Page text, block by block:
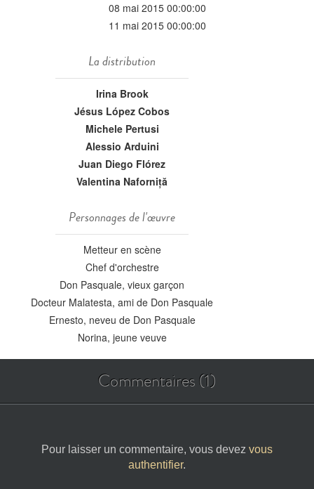
08 mai 2015 00:00:00
11 mai 2015 00:00:00
La distribution
Irina Brook
Jésus López Cobos
Michele Pertusi
Alessio Arduini
Juan Diego Flórez
Valentina Naforniță
Personnages de l'œuvre
Metteur en scène
Chef d'orchestre
Don Pasquale, vieux garçon
Docteur Malatesta, ami de Don Pasquale
Ernesto, neveu de Don Pasquale
Norina, jeune veuve
Commentaires (1)
Pour laisser un commentaire, vous devez vous
authentifier.